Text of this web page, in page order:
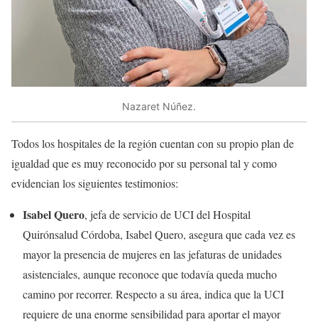
Nazaret Núñez.
Todos los hospitales de la región cuentan con su propio plan de
igualdad que es muy reconocido por su personal tal y como
evidencian los siguientes testimonios:
Isabel Quero, jefa de servicio de UCI del Hospital
Quirónsalud Córdoba, Isabel Quero, asegura que cada vez es
mayor la presencia de mujeres en las jefaturas de unidades
asistenciales, aunque reconoce que todavía queda mucho
camino por recorrer. Respecto a su área, indica que la UCI
requiere de una enorme sensibilidad para aportar el mayor